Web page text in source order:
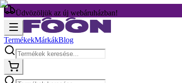
Üdvözöljük az új webáruházban!
TermékekMárkákBlog